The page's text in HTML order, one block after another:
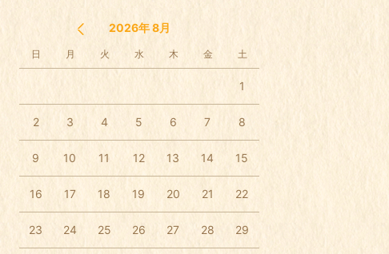
2026年 8月
日 月 火 水 木 金 土
1
2 3 4 5 6 7 8
9 10 11 12 13 14 15
16 17 18 19 20 21 22
23 24 25 26 27 28 29